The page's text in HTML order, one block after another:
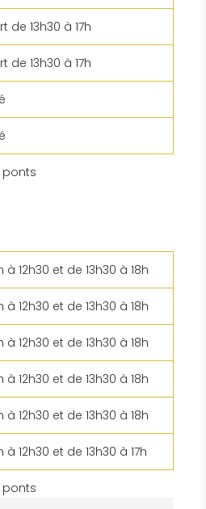
de 13h30 à 17h
de 13h30 à 17h
ponts
à 12h30 et de 13h30 à 18h
à 12h30 et de 13h30 à 18h
à 12h30 et de 13h30 à 18h
à 12h30 et de 13h30 à 18h
à 12h30 et de 13h30 à 18h
à 12h30 et de 13h30 à 17h
ponts